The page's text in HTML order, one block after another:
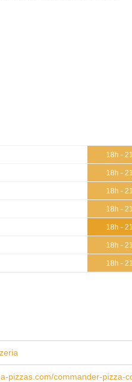
18h -
18h -
18h -
18h -
18h -
18h -
18h -
pizzas.com/commander-pizza-